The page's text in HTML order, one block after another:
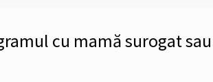
cu mamă surogat sau